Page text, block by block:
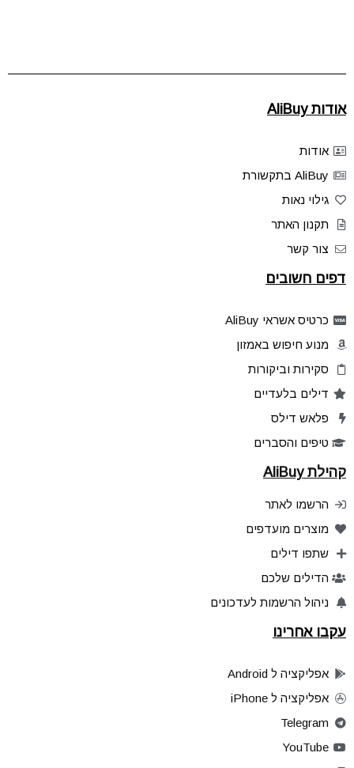
אודות AliBuy
אודות
AliBuy בתקשורת
גילוי נאות
תקנון האתר
צור קשר
דפים חשובים
כרטיס אשראי AliBuy
מנוע חיפוש באמזון
סקירות וביקורות
דילים בלעדיים
פלאש דילס
טיפים והסברים
קהילת AliBuy
הרשמו לאתר
מוצרים מועדפים
שתפו דילים
הדילים שלכם
ניהול הרשמות לעדכונים
עקבו אחרינו
אפליקציה ל Android
אפליקציה ל iPhone
Telegram
YouTube